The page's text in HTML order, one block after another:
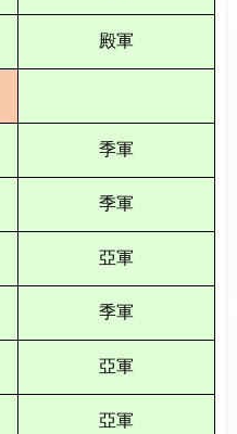
殿軍
季軍
季軍
亞軍
季軍
亞軍
亞軍